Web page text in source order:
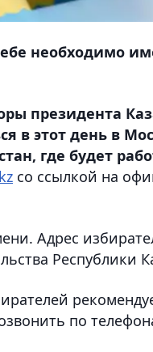
необходимо
президента
в этот день в
где будет
со ссылкой на
Адрес
Республики
по